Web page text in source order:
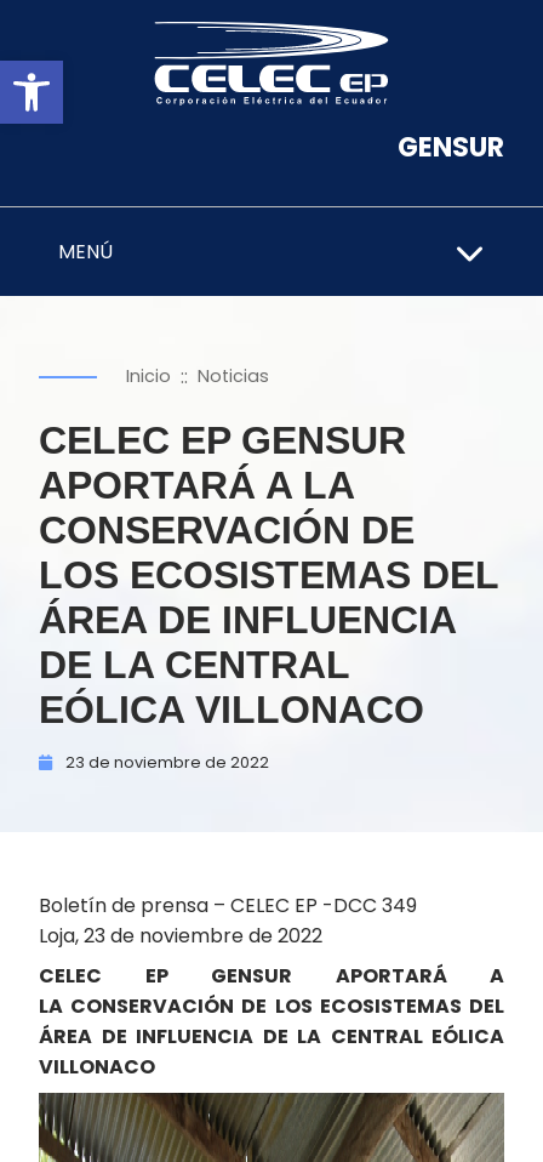
Abrir barra de herramientas
GENSUR
MENÚ
Inicio :: Noticias
CELEC EP GENSUR
APORTARÁ A LA
CONSERVACIÓN DE
LOS ECOSISTEMAS DEL
ÁREA DE INFLUENCIA
DE LA CENTRAL
EÓLICA VILLONACO
23 de noviembre de 2022
Boletín de prensa – CELEC EP -DCC 349
Loja, 23 de noviembre de 2022
CELEC EP GENSUR APORTARÁ A
LA CONSERVACIÓN DE LOS ECOSISTEMAS DEL
ÁREA DE INFLUENCIA DE LA CENTRAL EÓLICA
VILLONACO